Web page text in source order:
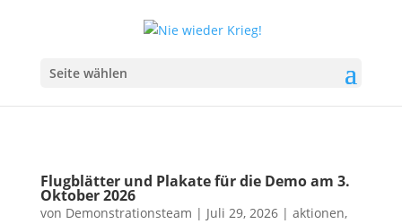
Seite wählen
Flugblätter und Plakate für die Demo am 3.
Oktober 2026
von Demonstrationsteam | Juli 29, 2026| aktionen,